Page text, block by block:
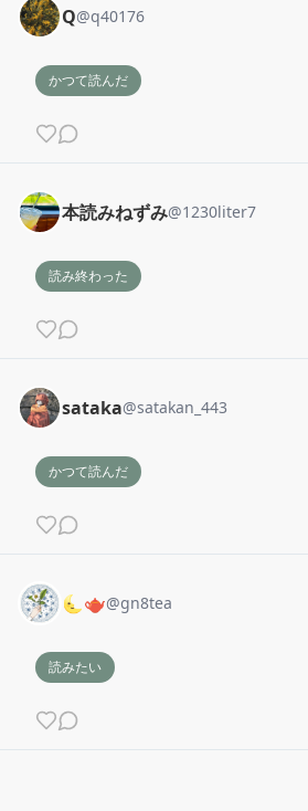
Q@q40176
かつて読んだ
本読みねずみ@1230liter7
読み終わった
sataka@satakan_443
かつて読んだ
🌜🫖@gn8tea
読みたい